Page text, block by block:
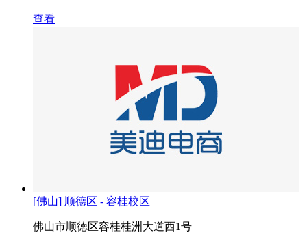
查看
[佛山] 顺德区 - 容桂校区
佛山市顺徳区容桂桂洲大道西1号